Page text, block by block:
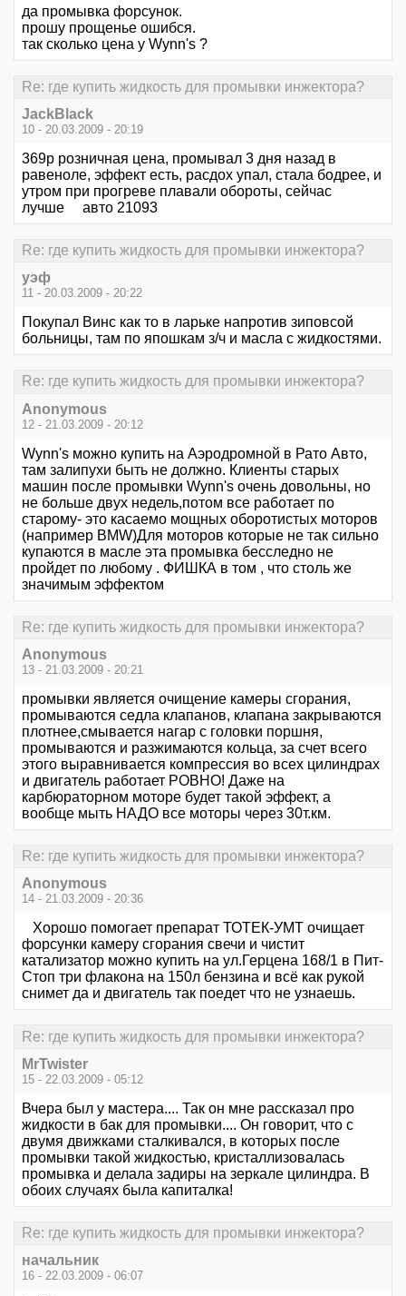
да промывка форсунок.
прошу прощенье ошибся.
так сколько цена y Wynn's ?
Re: где купить жидкость для промывки инжектора?
JackBlack
10 - 20.03.2009 - 20:19
369р розничная цена, промывал 3 дня назад в
равеноле, эффект есть, расдох упал, стала бодрее, и
утром при прогреве плавали обороты, сейчас
лучше авто 21093
Re: где купить жидкость для промывки инжектора?
уэф
11 - 20.03.2009 - 20:22
Покупал Винс как то в ларьке напротив зиповсой
больницы, там по япошкам з/ч и масла с жидкостями.
Re: где купить жидкость для промывки инжектора?
Anonymous
12 - 21.03.2009 - 20:12
Wynn's можно купить на Аэродромной в Рато Авто,
там залипухи быть не должно. Клиенты старых
машин после промывки Wynn's очень довольны, но
не больше двух недель,потом все работает по
старому- это касаемо мощных оборотистых моторов
(например BMW)Для моторов которые не так сильно
купаются в масле эта промывка бесследно не
пройдет по любому . ФИШКА в том , что столь же
значимым эффектом
Re: где купить жидкость для промывки инжектора?
Anonymous
13 - 21.03.2009 - 20:21
промывки является очищение камеры сгорания,
промываются седла клапанов, клапана закрываются
плотнее,смывается нагар с головки поршня,
промываются и разжимаются кольца, за счет всего
этого выравнивается компрессия во всех цилиндрах
и двигатель работает РОВНО! Даже на
карбюраторном моторе будет такой эффект, а
вообще мыть НАДО все моторы через 30т.км.
Re: где купить жидкость для промывки инжектора?
Anonymous
14 - 21.03.2009 - 20:36
Хорошо помогает препарат ТОТЕК-УМТ очищает
форсунки камеру сгорания свечи и чистит
катализатор можно купить на ул.Герцена 168/1 в Пит-
Стоп три флакона на 150л бензина и всё как рукой
снимет да и двигатель так поедет что не узнаешь.
Re: где купить жидкость для промывки инжектора?
MrTwister
15 - 22.03.2009 - 05:12
Вчера был у мастера.... Так он мне рассказал про
жидкости в бак для промывки.... Он говорит, что с
двумя движками сталкивался, в которых после
промывки такой жидкостью, кристаллизовалась
промывка и делала задиры на зеркале цилиндра. В
обоих случаях была капиталка!
Re: где купить жидкость для промывки инжектора?
начальник
16 - 22.03.2009 - 06:07